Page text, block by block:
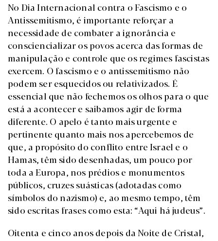
No Dia Internacional contra o Fascismo e o
Antissemitismo, é importante reforçar a
necessidade de combater a ignorância e
consciencializar os povos acerca das formas de
manipulação e controle que os regimes fascistas
exercem. O fascismo e o antissemitismo não
podem ser esquecidos ou relativizados. É
essencial que não fechemos os olhos para o que
está a acontecer e saibamos agir de forma
diferente. O apelo é tanto mais urgente e
pertinente quanto mais nos apercebemos de
que, a propósito do conflito entre Israel e o
Hamas, têm sido desenhadas, um pouco por
toda a Europa, nos prédios e monumentos
públicos, cruzes suásticas (adotadas como
símbolos do nazismo) e, ao mesmo tempo, têm
sido escritas frases como esta: “Aqui há judeus”.
Oitenta e cinco anos depois da Noite de Cristal,